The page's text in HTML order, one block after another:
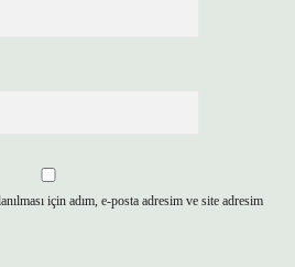
için adım, e-posta adresim ve site adresim